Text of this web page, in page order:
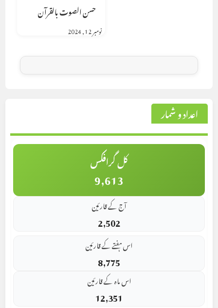
حسن الصوت بالقرآن
نومبر 12, 2024
اعداد و شمار
کل گرافکس
9,613
آج کے قارئین
2,502
اس ہفتے کے قارئین
8,775
اس ماہ کے قارئین
12,351